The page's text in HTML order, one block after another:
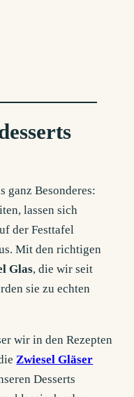
ganz Besonderes:
lassen sich
der Festtafel
Mit den richtigen
Glas, die wir seit
sie zu echten
wir in den Rezepten
Zwiesel Gläser
Desserts